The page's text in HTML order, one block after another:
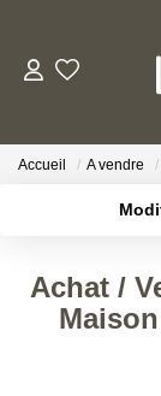
Accueil A vendre
Sélectionnez...
Type de bien
Achat /